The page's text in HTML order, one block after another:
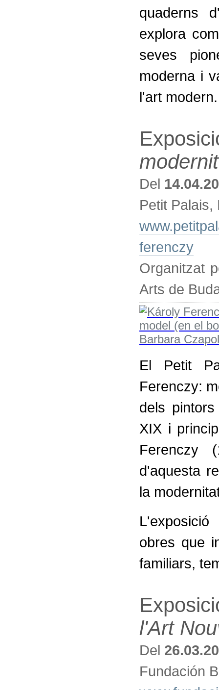
quaderns
explora
seves
moderna i
l'art modern.
Del
Petit Palais,
ferenczy
Organitzat
Arts de
El Petit
Ferenczy:
dels
XIX i
Ferenczy
d'aquesta
la
obres que
familiars,
l'Art
Del
Fundación